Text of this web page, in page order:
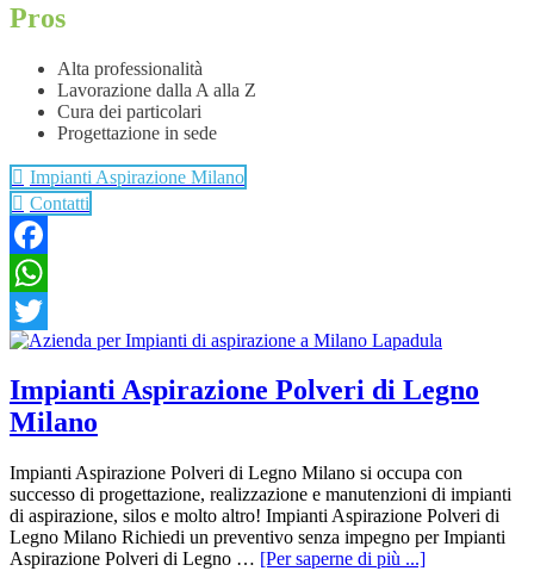
Pros
Alta professionalità
Lavorazione dalla A alla Z
Cura dei particolari
Progettazione in sede
Impianti Aspirazione Milano
Contatti
Facebook
WhatsApp
Twitter
Impianti Aspirazione Polveri di Legno
Milano
Impianti Aspirazione Polveri di Legno Milano si occupa con
successo di progettazione, realizzazione e manutenzioni di impianti
di aspirazione, silos e molto altro! Impianti Aspirazione Polveri di
Legno Milano Richiedi un preventivo senza impegno per Impianti
Aspirazione Polveri di Legno … [Per saperne di più ...]